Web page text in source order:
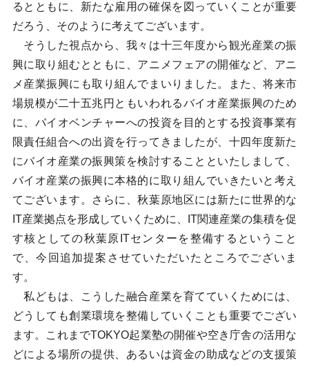
るとともに、新たな雇用の確保を図っていくことが重要
だろう、そのように考えてございます。
そうした視点から、我々は十三年度から観光産業の振
興に取り組むとともに、アニメフェアの開催など、アニ
メ産業振興にも取り組んでまいりました。また、将来市
場規模が二十五兆円ともいわれるバイオ産業振興のため
に、バイオベンチャーへの投資を目的とする投資事業有
限責任組合への出資を行ってきましたが、十四年度新た
にバイオ産業の振興策を検討することといたしまして、
バイオ産業の振興に本格的に取り組んでいきたいと考え
てございます。さらに、秋葉原地区には新たに世界的な
IT産業拠点を形成していくために、IT関連産業の集積を促
す核としての秋葉原ITセンターを整備するということ
で、今回追加提案させていただいたところでございま
す。
私どもは、こうした融合産業を育てていくためには、
どうしても創業環境を整備していくことも重要でござい
ます。これまでTOKYO起業塾の開催や空き庁舎の活用な
どによる場所の提供、あるいは資金の助成などの支援策